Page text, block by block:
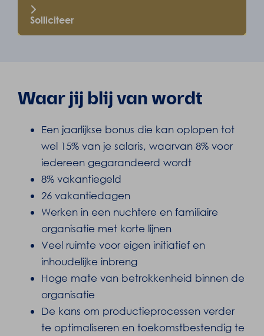
Solliciteer
Waar jij blij van wordt
Een jaarlijkse bonus die kan oplopen tot
wel 15% van je salaris, waarvan 8% voor
iedereen gegarandeerd wordt
8% vakantiegeld
26 vakantiedagen
Werken in een nuchtere en familiaire
organisatie met korte lijnen
Veel ruimte voor eigen initiatief en
inhoudelijke inbreng
Hoge mate van betrokkenheid binnen de
organisatie
De kans om productieprocessen verder
te optimaliseren en toekomstbestendig te